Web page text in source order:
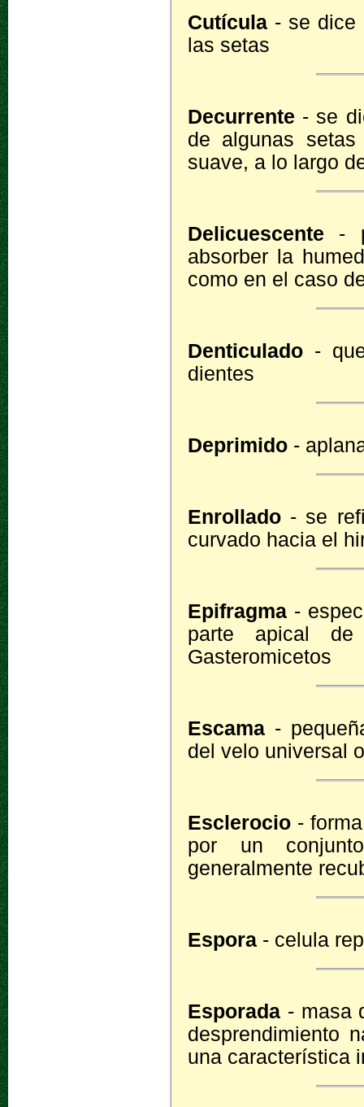
Cutícula - se dice
las setas
Decurrente - se
de algunas
suave, a lo largo
Delicuescente -
absorber la
como en el caso
Denticulado -
dientes
Deprimido -
Enrollado - se
curvado hacia el
Epifragma -
parte apical de
Gasteromicetos
Escama -
del velo universal
Esclerocio -
por un
generalmente
Espora - celula
Esporada - masa
desprendimiento
una característica